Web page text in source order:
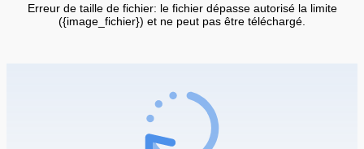
Erreur de taille de fichier: le fichier dépasse autorisé la limite
({image_fichier}) et ne peut pas être téléchargé.